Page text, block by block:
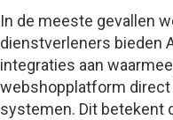
In de meeste gevallen
dienstverleners bieden
integraties aan
webshopplatform
systemen. Dit betekent